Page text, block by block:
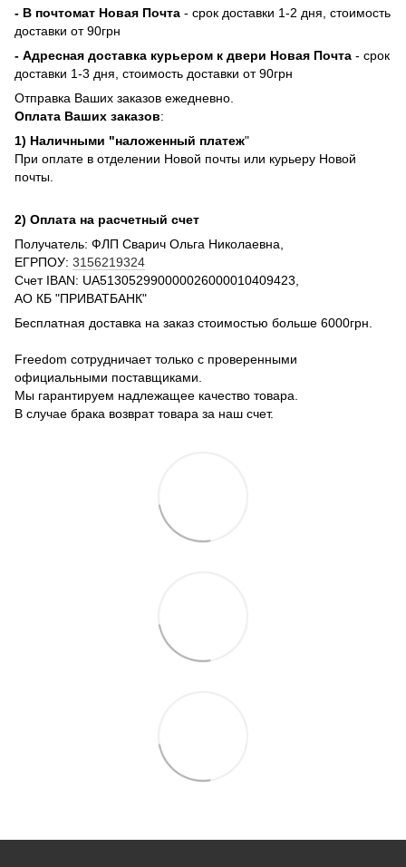
- В почтомат Новая Почта - срок доставки 1-2 дня, стоимость
доставки от 90грн
- Адресная доставка курьером к двери Новая Почта - срок
доставки 1-3 дня, стоимость доставки от 90грн
Отправка Ваших заказов ежедневно.
Оплата Ваших заказов:
1) Наличными "наложенный платеж"
При оплате в отделении Новой почты или курьеру Новой
почты.
2) Оплата на расчетный счет
Получатель: ФЛП Сварич Ольга Николаевна,
ЕГРПОУ: 3156219324
Счет IBAN: UA513052990000026000010409423,
АО КБ "ПРИВАТБАНК"
Бесплатная доставка на заказ стоимостью больше 6000грн.
Freedom сотрудничает только с проверенными
официальными поставщиками.
Мы гарантируем надлежащее качество товара.
В случае брака возврат товара за наш счет.